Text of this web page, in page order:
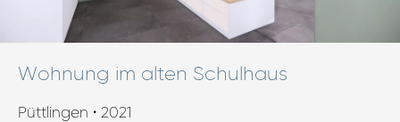
Wohnung im alten Schulhaus
Püttlingen • 2021